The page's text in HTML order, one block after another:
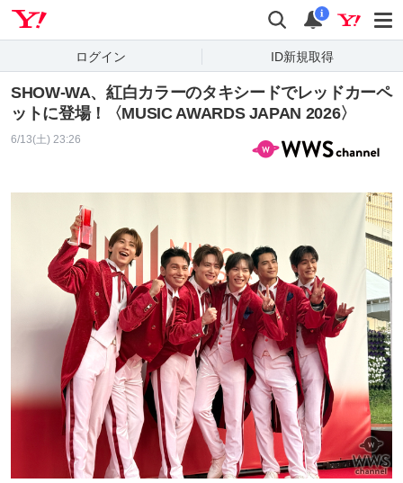
検索 通知
i
ログイン ID新規取得
SHOW-WA、紅白カラーのタキシードでレッドカーペ
ットに登場！〈MUSIC AWARDS JAPAN 2026〉
6/13(土) 23:26